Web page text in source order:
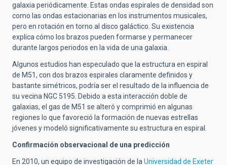
galaxia periódicamente. Estas ondas espirales de densidad son
como las ondas estacionarias en los instrumentos musicales,
pero en rotación en torno al disco galáctico. Su existencia
explica cómo los brazos pueden formarse y permanecer
durante largos periodos en la vida de una galaxia.
Algunos estudios han especulado que la estructura en espiral
de M51, con dos brazos espirales claramente definidos y
bastante simétricos, podría ser el resultado de la influencia de
su vecina NGC 5195. Debido a esta interacción doble de
galaxias, el gas de M51 se alteró y comprimió en algunas
regiones lo que favoreció la formación de nuevas estrellas
jóvenes y modeló significativamente su estructura en espiral.
Confirmación observacional de una predicción
En 2010, un equipo de investigación de la Universidad de Exeter